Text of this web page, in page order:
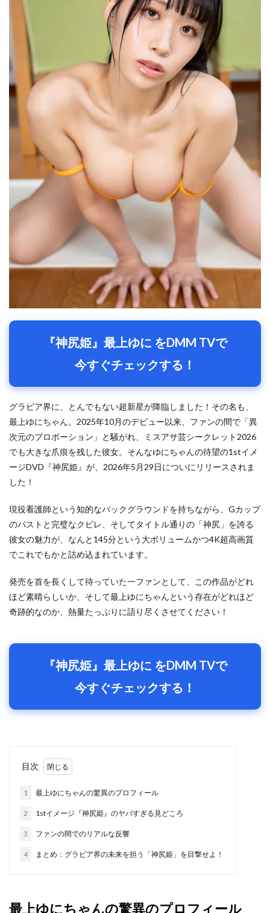
『神尻姫』最上ゆに をDMM TVで
今すぐチェックする！
グラビア界に、とんでもない超新星が降臨しました！その名も、
最上ゆにちゃん。2025年10月のデビュー以来、ファンの間で「異
次元のプロポーション」と騒がれ、ミスアサ芸シークレット2026
でも大きな爪痕を残した彼女。そんなゆにちゃんの待望の1stイメ
ージDVD『神尻姫』が、2026年5月29日についにリリースされま
した！
現役看護師という知的なバックグラウンドを持ちながら、Gカップ
のバストと完璧なクビレ、そしてタイトル通りの「神尻」を誇る
彼女の魅力が、なんと145分という大ボリュームかつ4K超高画質
でこれでもかと詰め込まれています。
発売を首を長くして待っていた一ファンとして、この作品がどれ
ほど素晴らしいか、そして最上ゆにちゃんという存在がどれほど
奇跡的なのか、熱量たっぷりに語り尽くさせてください！
『神尻姫』最上ゆに をDMM TVで
今すぐチェックする！
目次
1 最上ゆにちゃんの驚異のプロフィール
2 1stイメージ『神尻姫』のヤバすぎる見どころ
3 ファンの間でのリアルな反響
4 まとめ：グラビア界の未来を担う「神尻姫」を目撃せよ！
最上ゆにちゃんの驚異のプロフィール